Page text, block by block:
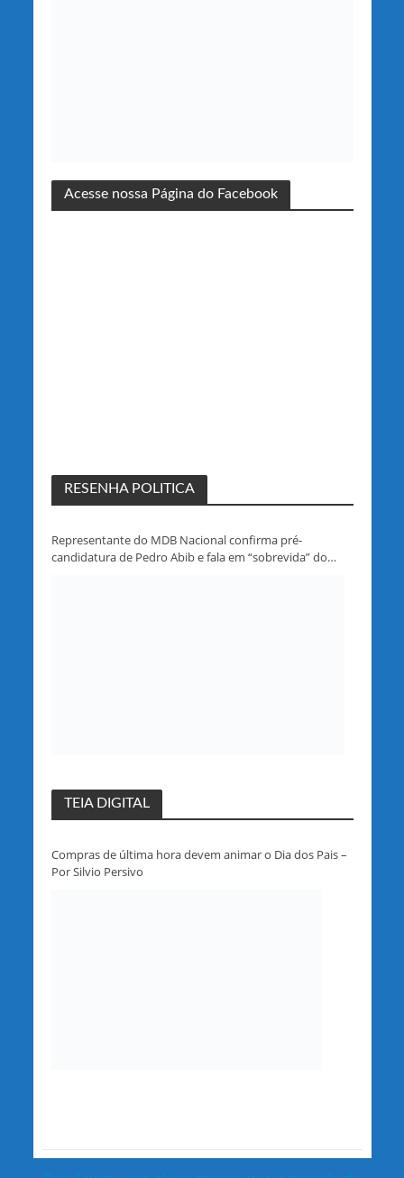
Acesse nossa Página do Facebook
RESENHA POLITICA
Representante do MDB Nacional confirma pré-
candidatura de Pedro Abib e fala em “sobrevida” do
TEIA DIGITAL
Compras de última hora devem animar o Dia dos Pais –
Por Silvio Persivo